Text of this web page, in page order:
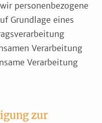
personenbezogene
Grundlage eines
Verarbeitung
Verarbeitung
zur